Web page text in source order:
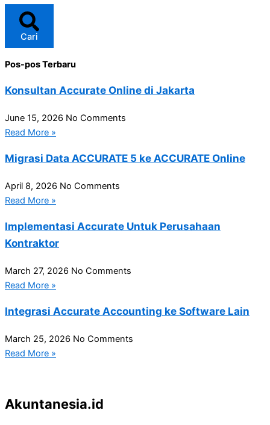
Cari
Pos-pos Terbaru
Konsultan Accurate Online di Jakarta
June 15, 2026 No Comments
Read More »
Migrasi Data ACCURATE 5 ke ACCURATE Online
April 8, 2026 No Comments
Read More »
Implementasi Accurate Untuk Perusahaan
Kontraktor
March 27, 2026 No Comments
Read More »
Integrasi Accurate Accounting ke Software Lain
March 25, 2026 No Comments
Read More »
Akuntanesia.id